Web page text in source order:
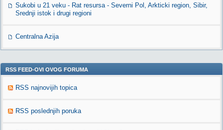
Sukobi u 21 veku - Rat resursa - Severni Pol, Arkticki region, Sibir,
Srednji istok i drugi regioni
Centralna Azija
RSS FEED-OVI OVOG FORUMA
RSS najnovijih topica
RSS poslednjih poruka